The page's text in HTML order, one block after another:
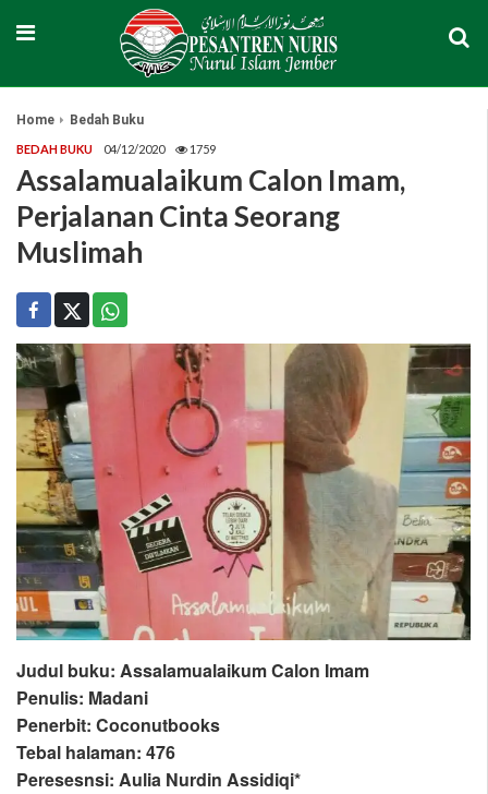
Home Bedah Buku
BEDAH BUKU 04/12/2020 1759
Assalamualaikum Calon Imam,
Perjalanan Cinta Seorang
Muslimah
Judul buku: Assalamualaikum Calon Imam
Penulis: Madani
Penerbit: Coconutbooks
Tebal halaman: 476
Peresesnsi: Aulia Nurdin Assidiqi*